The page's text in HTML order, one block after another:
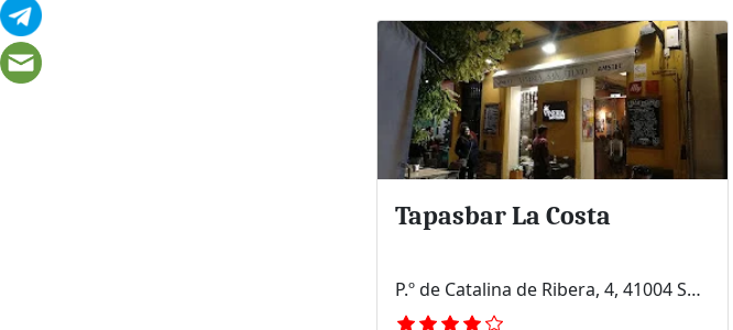
Tapasbar La Costa
P.º de Catalina de Ribera, 4, 41004 Sevilla